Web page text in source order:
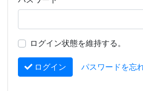
ログイン状態を維持する。
ログイン パスワードを忘